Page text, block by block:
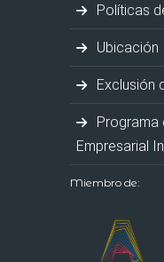
Políticas
Ubicación
Exclusión
Programa
Empresarial
Miembro de: